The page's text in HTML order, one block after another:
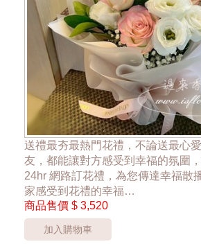
送禮最夯最熱門花禮，不論送最心
友，都能讓對方感受到幸福的氛圍
24hr 網路訂花禮，為您傳達幸福散
家感受到花禮的幸福
~粉色玫瑰花的品種 會隨機搭配~
*桃園區以外酌收運費350元*
商品售價 $ 3,520
加入購物車